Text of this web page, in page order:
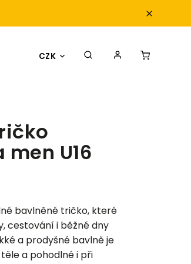
CZK
U16
bavlněné tričko, které
cestování i běžné dny
a prodyšné bavlně je
a pohodlné i při